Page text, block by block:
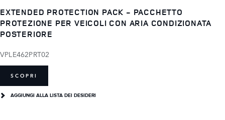
EXTENDED PROTECTION PACK - PACCHETTO
PROTEZIONE PER VEICOLI CON ARIA CONDIZIONATA
POSTERIORE
VPLE462PRT02
SCOPRI
AGGIUNGI ALLA LISTA DEI DESIDERI